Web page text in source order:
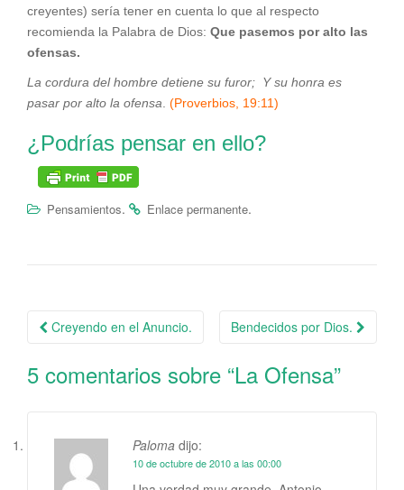
creyentes) sería tener en cuenta lo que al respecto
recomienda la Palabra de Dios: Que pasemos por alto las
ofensas.
La cordura del hombre detiene su furor; Y su honra es
pasar por alto la ofensa (Proverbios, 19:11)
¿Podrías pensar en ello?
Pensamientos. Enlace permanente.
Navegación de la entrada
Creyendo en el Anuncio. Bendecidos por Dios.
5 comentarios sobre “La Ofensa”
Paloma dijo:
10 de octubre de 2010 a las 00:00